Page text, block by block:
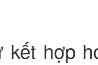
kết hợp